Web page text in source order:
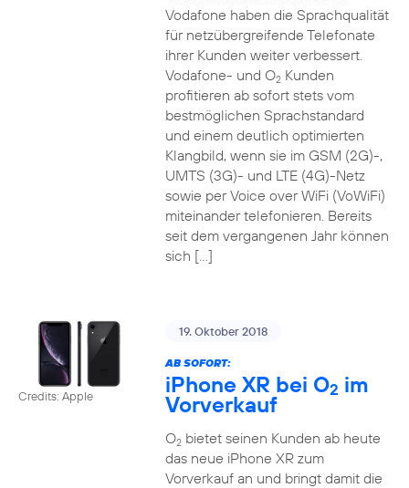
Vodafone haben die Sprachqualität
für netzübergreifende Telefonate
ihrer Kunden weiter verbessert.
Vodafone- und O2Kunden
profitieren ab sofort stets vom
bestmöglichen Sprachstandard
und einem deutlich optimierten
Klangbild, wenn sie im GSM (2G)-,
UMTS (3G)- und LTE (4G)-Netz
sowie per Voice over WiFi (VoWiFi)
miteinander telefonieren. Bereits
seit dem vergangenen Jahr können
sich […]
Credits: Apple
19. Oktober 2018
AB SOFORT:
iPhone XR bei O2 im
Vorverkauf
O2bietet seinen Kunden ab heute
das neue iPhone XR zum
Vorverkauf an und bringt damit die